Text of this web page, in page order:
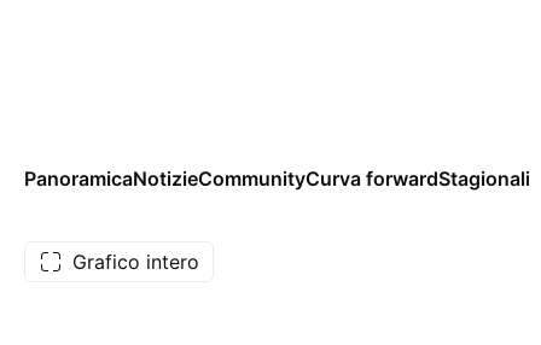
PanoramicaNotizieCommunityCurva forward
Grafico intero